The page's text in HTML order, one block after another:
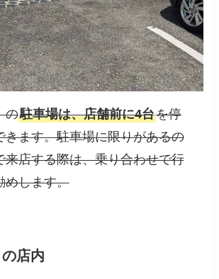
の駐車場は、店舗前に4台を停
きます。駐車場に限りがあるの
来店する際は、乗り合わせで行
めします。
の店内